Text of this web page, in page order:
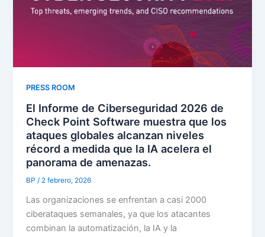
PRESS ROOM
El Informe de Ciberseguridad 2026 de
Check Point Software muestra que los
ataques globales alcanzan niveles
récord a medida que la IA acelera el
panorama de amenazas.
BP / 2 febrero, 2026
Las organizaciones se enfrentan a casi 2000
ciberataques semanales, ya que los atacantes
combinan la automatización, la IA y la